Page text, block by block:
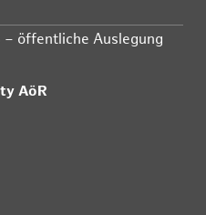
öffentliche Auslegung
AöR